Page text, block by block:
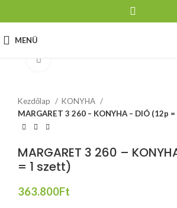
MENÜ
Kezdőlap
KONYHA
MARGARET 3 260 – KONYHA – DIÓ (12p
MARGARET 3 260 –
= 1 szett)
363.800Ft